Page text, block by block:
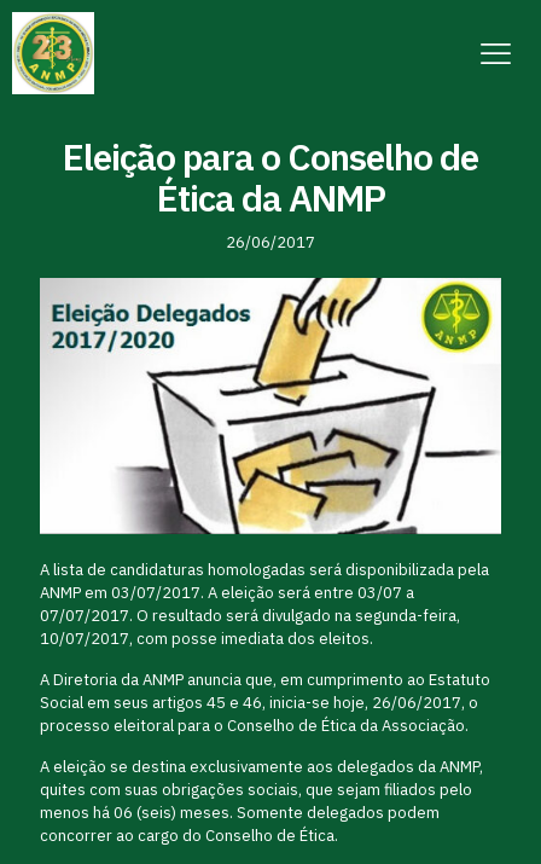
Eleição para o Conselho de
Ética da ANMP
26/06/2017
A lista de candidaturas homologadas será disponibilizada pela
ANMP em 03/07/2017. A eleição será entre 03/07 a
07/07/2017. O resultado será divulgado na segunda-feira,
10/07/2017, com posse imediata dos eleitos.
A Diretoria da ANMP anuncia que, em cumprimento ao Estatuto
Social em seus artigos 45 e 46, inicia-se hoje, 26/06/2017, o
processo eleitoral para o Conselho de Ética da Associação.
A eleição se destina exclusivamente aos delegados da ANMP,
quites com suas obrigações sociais, que sejam filiados pelo
menos há 06 (seis) meses. Somente delegados podem
concorrer ao cargo do Conselho de Ética.